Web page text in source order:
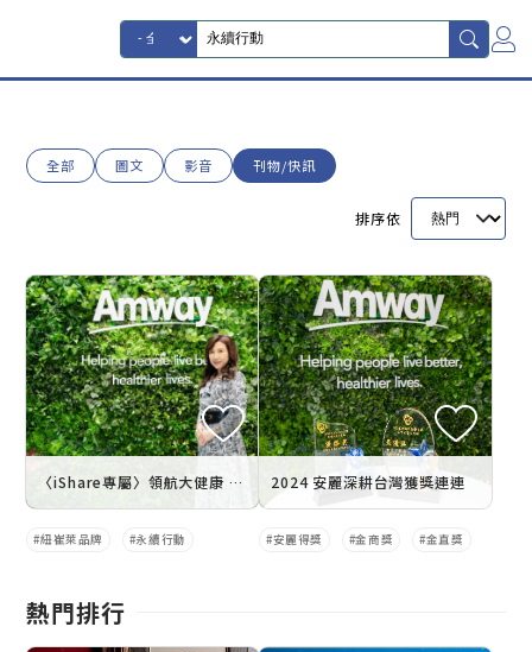
全部 圖文 影音 刊物/快訊
排序依
〈iShare專屬〉領航大健康 安麗推動全方位幸福與地球永續
紐崔萊品牌 永續行動
2024 安麗深耕台灣獲獎連連
安麗得獎 金商獎 金直獎
熱門排行